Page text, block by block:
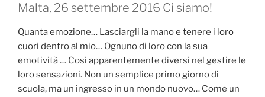
Malta, 26 settembre 2016 Ci siamo!
Quanta emozione… Lasciargli la mano e tenere i loro
cuori dentro al mio… Ognuno di loro con la sua
emotività … Cosi apparentemente diversi nel gestire le
loro sensazioni. Non un semplice primo giorno di
scuola, ma un ingresso in un mondo nuovo… Come un